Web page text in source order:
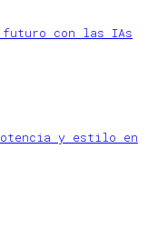
con las IAs
y estilo en